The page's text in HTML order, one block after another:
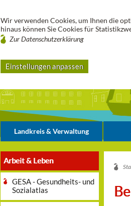
Wir verwenden Cookies, um Ihnen die
hinaus können Sie Cookies für
Zur Datenschutzerklärung
Einstellungen anpassen
Landkreis & Verwaltung
Arbeit & Leben
GESA - Gesundheits- und
Sozialatlas